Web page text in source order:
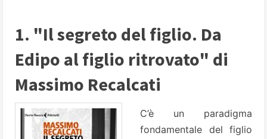
1. "Il segreto del figlio. Da
Edipo al figlio ritrovato" di
Massimo Recalcati
C’è un paradigma
fondamentale del figlio